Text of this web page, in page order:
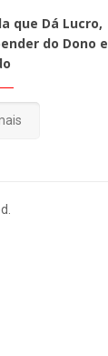
que Dá Lucro,
do Dono e